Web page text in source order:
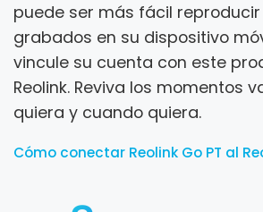
puede ser más fácil
grabados en su dispositivo
vincule su cuenta con este
Reolink. Reviva los momentos
quiera y cuando quiera.
Cómo conectar Reolink Go PT al